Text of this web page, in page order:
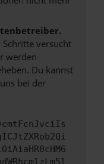
versucht
werden
Du kannst
bei der